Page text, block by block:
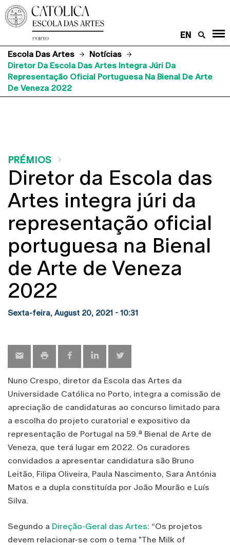
EN
Escola Das Artes
Notícias
Diretor Da Escola Das Artes Integra Júri Da
Representação Oficial Portuguesa Na Bienal De Arte
De Veneza 2022
PRÉMIOS
Diretor da Escola das
Artes integra júri da
representação oficial
portuguesa na Bienal
de Arte de Veneza
2022
Sexta-feira, August 20, 2021 - 10:31
Nuno Crespo, diretor da Escola das Artes da
Universidade Católica no Porto, integra a comissão de
apreciação de candidaturas ao concurso limitado para
a escolha do projeto curatorial e expositivo da
representação de Portugal na 59.ª Bienal de Arte de
Veneza, que terá lugar em 2022. Os curadores
convidados a apresentar candidatura são Bruno
Leitão, Filipa Oliveira, Paula Nascimento, Sara Antónia
Matos e a dupla constituída por João Mourão e Luís
Silva.
Segundo a Direção-Geral das Artes: “Os projetos
devem relacionar-se com o tema "The Milk of